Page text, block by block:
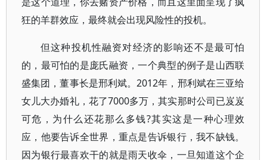
狂的羊群效应，最终就会出现风险性的投机。
但这种投机性融资对经济的影响还不是最可怕
的，最可怕的是庞氏融资，一个典型的例子是山西联
盛集团，董事长是邢利斌。2012年，邢利斌在三亚给
女儿大办婚礼，花了7000多万，其实那时公司已岌岌
可危，为什么还花那么多钱?其实这是一种心理效
应，他要告诉全世界，重点是告诉银行，我不缺钱。
因为银行最喜欢干的就是雨天收伞，一旦知道这个企